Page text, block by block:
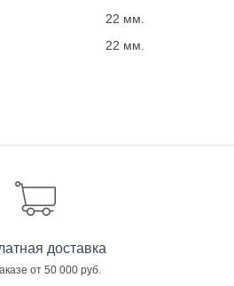
22 мм.
22 мм.
доставка
от 50 000 руб.